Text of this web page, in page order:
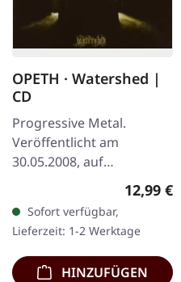
OPETH · Watershed |
CD
Progressive Metal.
Veröffentlicht am
30.05.2008, auf
Roadrunner. 1 Coil 2 Heir
apparent 3 The Lotus
Eater 4 Burden 5
Porcelain Heart 6 Hessian
peel 7…
12,99 €
Sofort verfügbar,
Lieferzeit: 1-2 Werktage
HINZUFÜGEN